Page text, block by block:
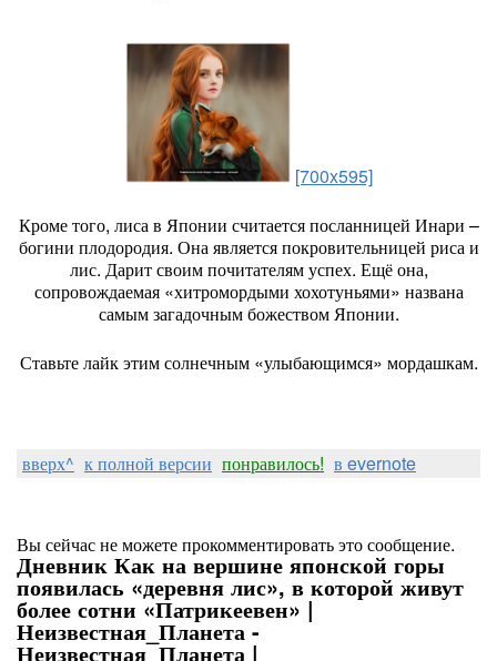
[700x595]
Кроме того, лиса в Японии считается посланницей Инари –
богини плодородия. Она является покровительницей риса и
лис. Дарит своим почитателям успех. Ещё она,
сопровождаемая «хитромордыми хохотуньями» названа
самым загадочным божеством Японии.
Ставьте лайк этим солнечным «улыбающимся» мордашкам.
вверх^ к полной версии понравилось! в evernote
Вы сейчас не можете прокомментировать это сообщение.
Дневник Как на вершине японской горы
появилась «деревня лис», в которой живут
более сотни «Патрикеевен» |
Неизвестная_Планета -
Неизвестная_Планета |